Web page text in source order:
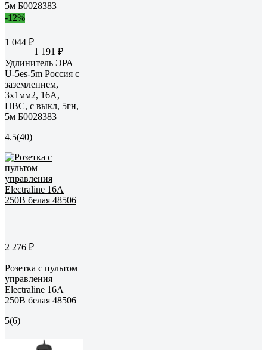
-12%
1 044 ₽
1 191 ₽
Удлинитель ЭРА
U-5es-5m Россия с
заземлением,
3x1мм2, 16A,
ПВС, с выкл, 5гн,
5м Б0028383
4.5(40)
2 276 ₽
Розетка с пультом
управления
Electraline 16А
250В белая 48506
5(6)